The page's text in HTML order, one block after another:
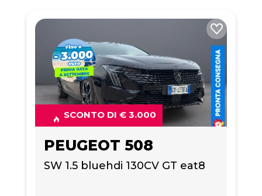
SCONTO DI € 3.000
PEUGEOT 508
SW 1.5 bluehdi 130CV GT eat8